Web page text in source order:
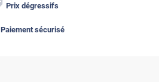
Prix dégressifs
Paiement sécurisé